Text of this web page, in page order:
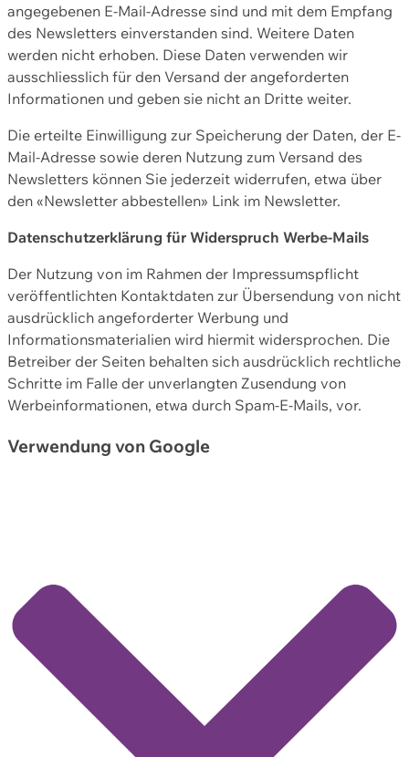
angegebenen E-Mail-Adresse sind und mit dem Empfang
des Newsletters einverstanden sind. Weitere Daten
werden nicht erhoben. Diese Daten verwenden wir
ausschliesslich für den Versand der angeforderten
Informationen und geben sie nicht an Dritte weiter.
Die erteilte Einwilligung zur Speicherung der Daten, der E-
Mail-Adresse sowie deren Nutzung zum Versand des
Newsletters können Sie jederzeit widerrufen, etwa über
den «Newsletter abbestellen» Link im Newsletter.
Datenschutzerklärung für Widerspruch Werbe-Mails
Der Nutzung von im Rahmen der Impressumspflicht
veröffentlichten Kontaktdaten zur Übersendung von nicht
ausdrücklich angeforderter Werbung und
Informationsmaterialien wird hiermit widersprochen. Die
Betreiber der Seiten behalten sich ausdrücklich rechtliche
Schritte im Falle der unverlangten Zusendung von
Werbeinformationen, etwa durch Spam-E-Mails, vor.
Verwendung von Google